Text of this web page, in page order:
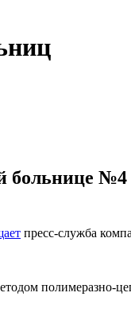
больнице
пресс-служба
полимеразно-